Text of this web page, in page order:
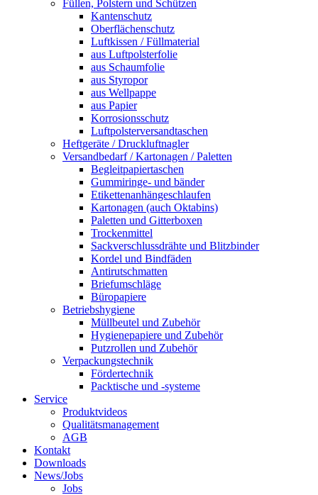
Füllen, Polstern und Schützen
Kantenschutz
Oberflächenschutz
Luftkissen / Füllmaterial
aus Luftpolsterfolie
aus Schaumfolie
aus Styropor
aus Wellpappe
aus Papier
Korrosionsschutz
Luftpolsterversandtaschen
Heftgeräte / Druckluftnagler
Versandbedarf / Kartonagen / Paletten
Begleitpapiertaschen
Gummiringe- und bänder
Etikettenanhängeschlaufen
Kartonagen (auch Oktabins)
Paletten und Gitterboxen
Trockenmittel
Sackverschlussdrähte und Blitzbinder
Kordel und Bindfäden
Antirutschmatten
Briefumschläge
Büropapiere
Betriebshygiene
Müllbeutel und Zubehör
Hygienepapiere und Zubehör
Putzrollen und Zubehör
Verpackungstechnik
Fördertechnik
Packtische und -systeme
Service
Produktvideos
Qualitätsmanagement
AGB
Kontakt
Downloads
News/Jobs
Jobs